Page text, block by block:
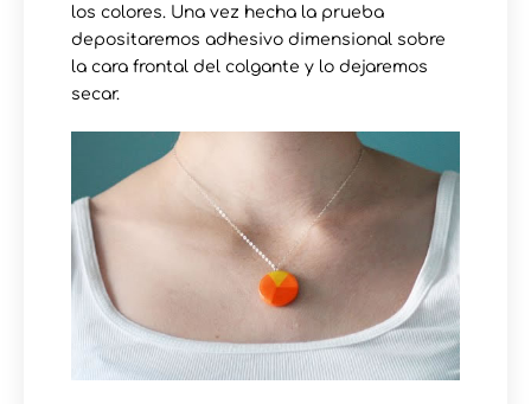
los colores. Una vez hecha la prueba
depositaremos adhesivo dimensional sobre
la cara frontal del colgante y lo dejaremos
secar.